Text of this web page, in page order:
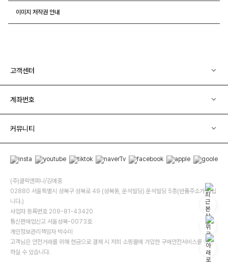
이미지 저작권 안내
고객센터
계좌번호
커뮤니티
(주)클릭앤퍼니/김예중
02880 서울특별시 성북구 성북로 49 (성북동, 운석빌딩) 운석빌딩 5층(반품주소가 아닙
니다.)
사업자 등록번호 209-81-43420
통신판매업신고 서울성북-0073호
개인정보관리책임자 박수미
고객님은 안전거래를 위해 현금으로 결제 시 저희 소핑몰에 가입한 구매안전서비스를 이용
하실 수 있습니다.